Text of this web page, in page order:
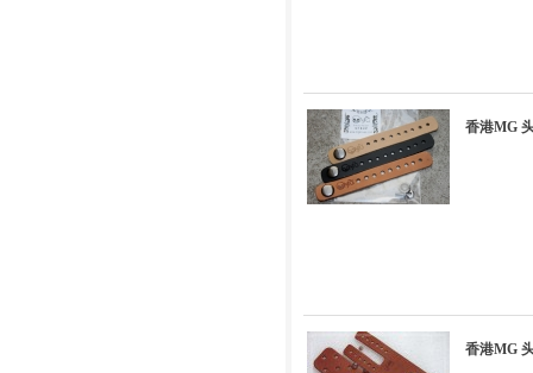
香港MG
香港MG